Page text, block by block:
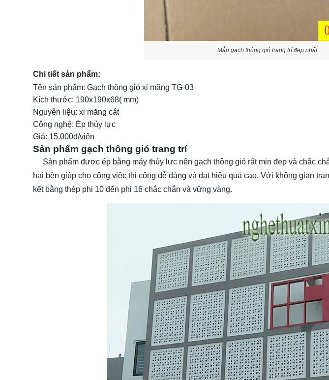
Mẫu gạch thông gió trang trí đẹp nhất
Chi tiết sản phẩm:
Tên sản phẩm: Gạch thông gió xi măng TG-03
Kích thước: 190x190x68( mm)
Nguyên liệu: xi măng cát
Công nghệ: Ép thủy lực
Giá: 15.000đ/viên
Sản phẩm gạch thông gió trang trí
Sản phẩm được ép bằng máy thủy lực nên gạch thông gió rất mịn đẹp và chắc
hai bên giúp cho công việc thi công dễ dàng và đạt hiệu quả cao. Với không gian
kết bằng thép phi 10 đến phi 16 chắc chắn và vững vàng.